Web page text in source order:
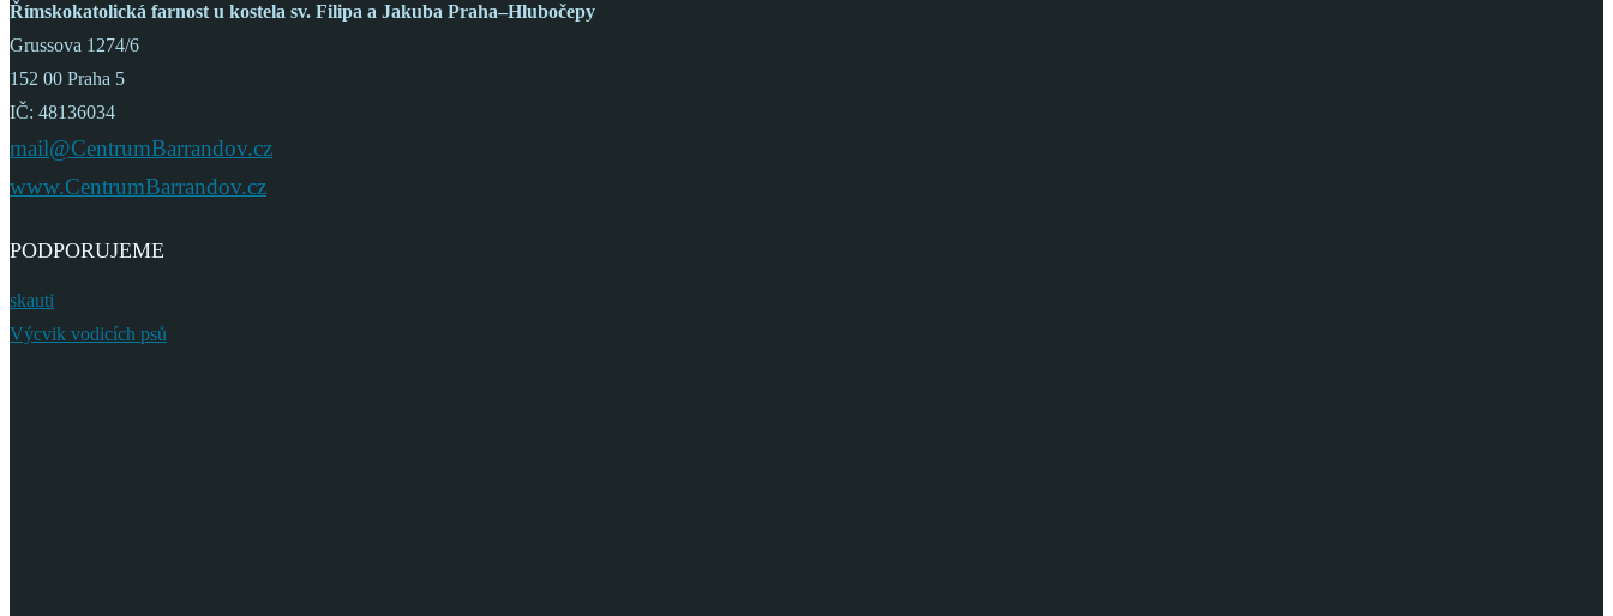
Římskokatolická farnost u kostela sv. Filipa a Jakuba Praha–Hlubočepy
Grussova 1274/6
152 00 Praha 5
IČ: 48136034
mail@CentrumBarrandov.cz
www.CentrumBarrandov.cz
PODPORUJEME
skauti
Výcvik vodicích psů